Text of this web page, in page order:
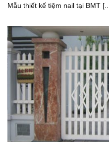
Mẫu thiết kế tiệm nail tại BMT